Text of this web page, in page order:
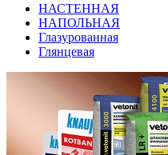
НАСТЕННАЯ
НАПОЛЬНАЯ
Глазурованная
Глянцевая